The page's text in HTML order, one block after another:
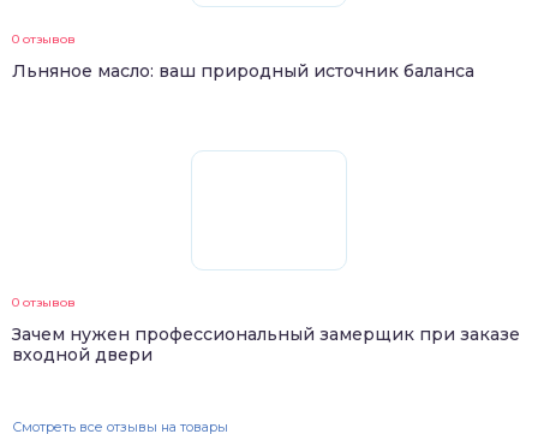
0 отзывов
Льняное масло: ваш природный источник баланса
0 отзывов
Зачем нужен профессиональный замерщик при заказе
входной двери
Смотреть все отзывы на товары